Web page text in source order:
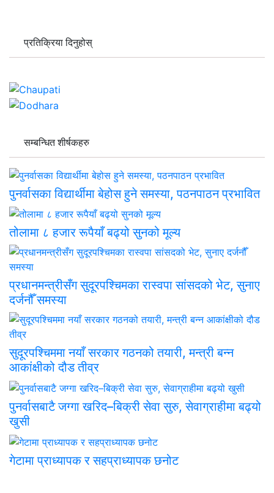
प्रतिक्रिया दिनुहोस्
सम्बन्धित शीर्षकहरु
पुनर्वासका विद्यार्थीमा बेहोस हुने समस्या, पठनपाठन प्रभावित
तोलामा ८ हजार रूपैयाँ बढ्यो सुनको मूल्य
प्रधानमन्त्रीसँग सुदूरपश्चिमका रास्वपा सांसदको भेट, सुनाए
दर्जनौँ समस्या
सुदूरपश्चिममा नयाँ सरकार गठनको तयारी, मन्त्री बन्न
आकांक्षीको दौड तीव्र
पुनर्वासबाटै जग्गा खरिद–बिक्री सेवा सुरु, सेवाग्राहीमा बढ्यो
खुसी
गेटामा प्राध्यापक र सहप्राध्यापक छनोट